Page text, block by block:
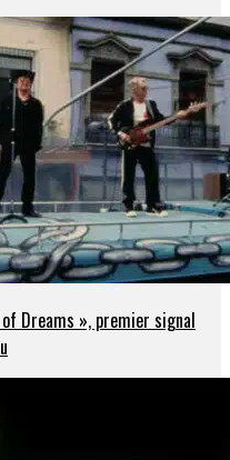
Dreams », premier signal